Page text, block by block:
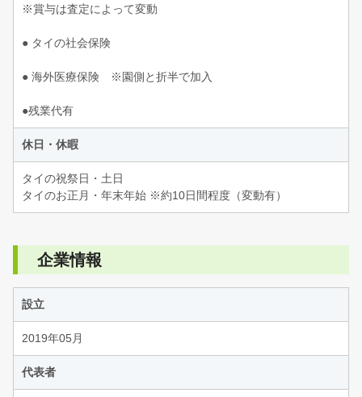
※賞与は査定によって変動
● タイの社会保険
● 海外医療保険 ※園側と折半で加入
●残業代有
休日・休暇
タイの祝祭日・土日
タイのお正月・年末年始 ※約10日間程度（変動有）
企業情報
設立
2019年05月
代表者